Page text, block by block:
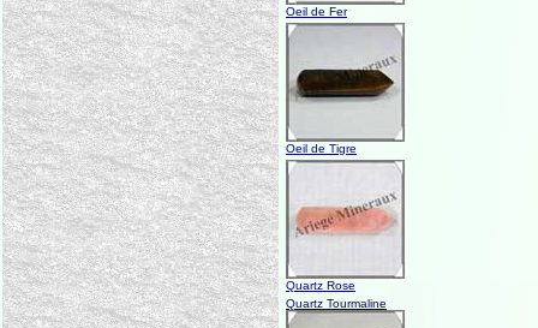
Oeil de Fer
Oeil de Tigre
Quartz Rose
Quartz Tourmaline